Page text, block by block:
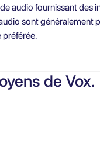
audio fournissant des
sont généralement
préférée.
de Vox.